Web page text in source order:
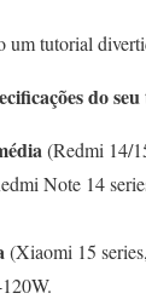
um tutorial
do
(Redmi 14/
Note 14
(Xiaomi 15